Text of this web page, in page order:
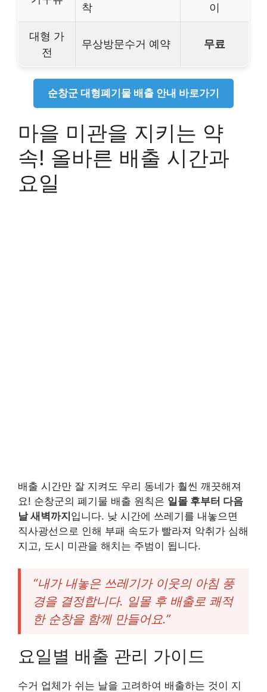
착 이
대형 가
전
무상방문수거 예약 무료
순창군 대형폐기물 배출 안내 바로가기
마을 미관을 지키는 약
속! 올바른 배출 시간과
요일
배출 시간만 잘 지켜도 우리 동네가 훨씬 깨끗해져
요! 순창군의 폐기물 배출 원칙은 일몰 후부터 다음
날 새벽까지입니다. 낮 시간에 쓰레기를 내놓으면
직사광선으로 인해 부패 속도가 빨라져 악취가 심해
지고, 도시 미관을 해치는 주범이 됩니다.
“내가 내놓은 쓰레기가 이웃의 아침 풍
경을 결정합니다. 일몰 후 배출로 쾌적
한 순창을 함께 만들어요.”
요일별 배출 관리 가이드
수거 업체가 쉬는 날을 고려하여 배출하는 것이 지